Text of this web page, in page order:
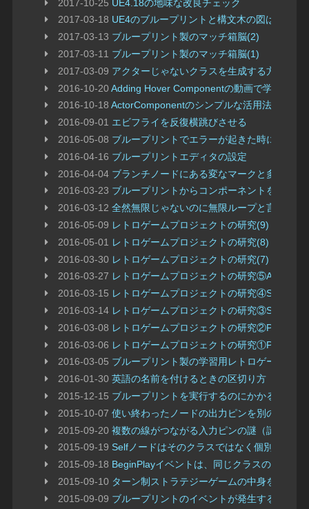
2017-10-25 UE4.18の地味な改良チェック
2017-03-18 UE4のブループリントと構文木の図はよく似
2017-03-13 ブループリント製のマッチ箱脳(2)
2017-03-11 ブループリント製のマッチ箱脳(1)
2017-03-09 アクターじゃないクラスを生成する方法
2016-10-20Adding Hover Componentの動画で学習
2016-10-18ActorComponentのシンプルな活用法
2016-09-01 エビフライを反復横跳びさせる
2016-05-08 ブループリントでエラーが起きた時にすぐ止
2016-04-16 ブループリントエディタの設定
2016-04-04 ブランチノードにある変なマークと多言語エ
2016-03-23 ブループリントからコンポーネントを追加す
2016-03-12全然無限じゃないのに無限ループと言われる
2016-05-09 レトロゲームプロジェクトの研究(9) インベ
2016-05-01 レトロゲームプロジェクトの研究(8) 2Dレー
2016-03-30 レトロゲームプロジェクトの研究(7) サイコ
2016-03-27 レトロゲームプロジェクトの研究⑤Asteroids
2016-03-15 レトロゲームプロジェクトの研究④Sokoban
2016-03-14 レトロゲームプロジェクトの研究③Snake編
2016-03-08 レトロゲームプロジェクトの研究②Pong編
2016-03-06 レトロゲームプロジェクトの研究
2016-03-05 ブループリント製の学習用レトロゲームプロ
2016-01-30英語の名前を付けるときの区切り方
2015-12-15 ブループリントを実行するのにかかる時間を
2015-10-07使い終わったノードの出力ピンを別のイベン
2015-09-20複数の線がつながる入力ピンの謎（謎のまま
2015-09-19Selfノードはそのクラスではなく個別のイン
2015-09-18 BeginPlayイベントは、同じクラスのアクタ
2015-09-10 ターン制ストラテジーゲームの中身をちょっ
2015-09-09 ブループリントのイベントが発生する順番